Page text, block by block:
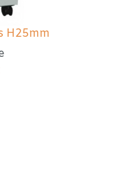
H25mm